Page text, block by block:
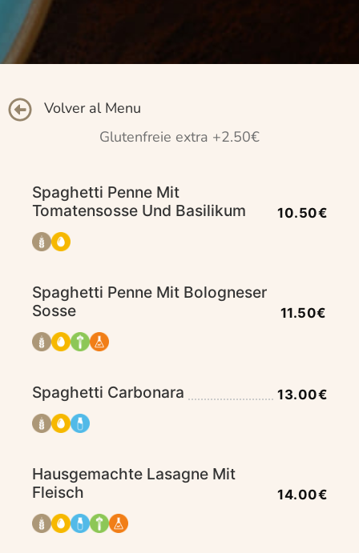
Volver al Menu
Glutenfreie extra +2.50€
Spaghetti Penne Mit
Tomatensosse Und Basilikum
10.50€
Spaghetti Penne Mit Bologneser
Sosse
11.50€
Spaghetti Carbonara 13.00€
Hausgemachte Lasagne Mit
Fleisch
14.00€